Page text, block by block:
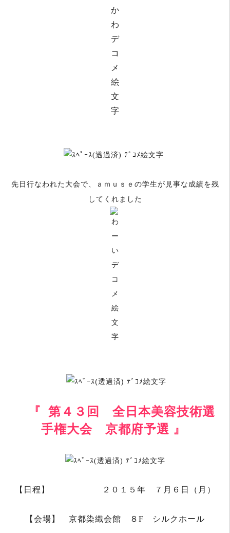
先日行なわれた大会で、ａｍｕｓｅの学生が見事な成績を残
してくれました
『 第４３回 全日本美容技術選
手権大会 京都府予選 』
【日程】 ２０１５年 ７月６日（月）
【会場】 京都染織会館 ８F シルクホール